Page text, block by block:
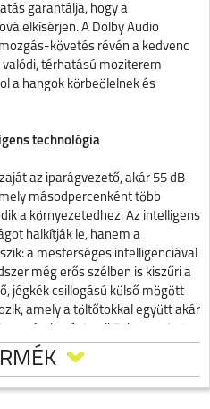
garantálja, hogy a
elkísérjen. A Dolby Audio
követés révén a kedvenc
térhatású moziterem
a hangok körbeölelnek és
technológia
az iparágvezető, akár 55 dB
másodpercenként több
a környezetedhez. Az intelligens
halkítják le, hanem a
a mesterséges intelligenciával
még erős szélben is kiszűri a
jégkék csillogású külső mögött
amely a töltőtokkal együtt akár
eső vagy a por sem jelenthet